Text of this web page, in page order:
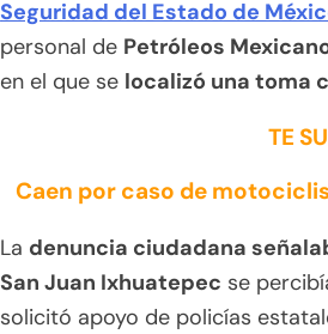
Seguridad del Estado de
personal de Petróleos
en el que se localizó una toma
TE
Caen por caso de
La denuncia ciudadana
San Juan Ixhuatepec se
solicitó apoyo de policías